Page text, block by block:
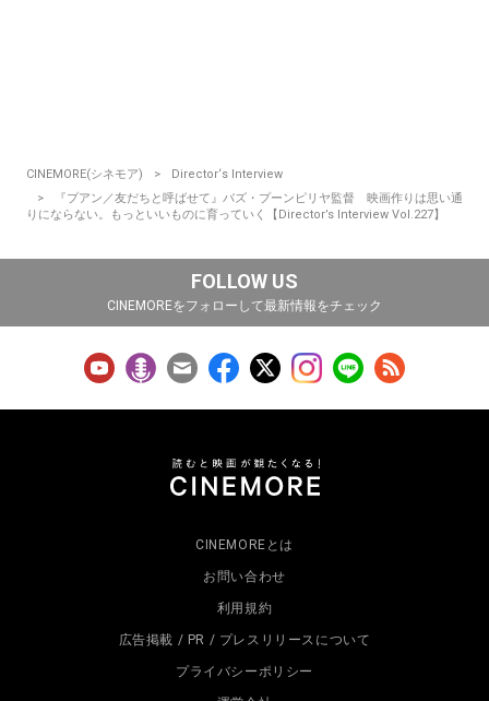
CINEMORE(シネモア)
Director‘s Interview
『プアン／友だちと呼ばせて』バズ・プーンピリヤ監督 映画作りは思い通
りにならない。もっといいものに育っていく【Director’s Interview Vol.227】
FOLLOW US
CINEMOREをフォローして最新情報をチェック
CINEMOREとは
お問い合わせ
利用規約
広告掲載 / PR / プレスリリースについて
プライバシーポリシー